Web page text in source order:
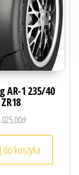
AR-1 235/40
ZR18
zł
do koszyka